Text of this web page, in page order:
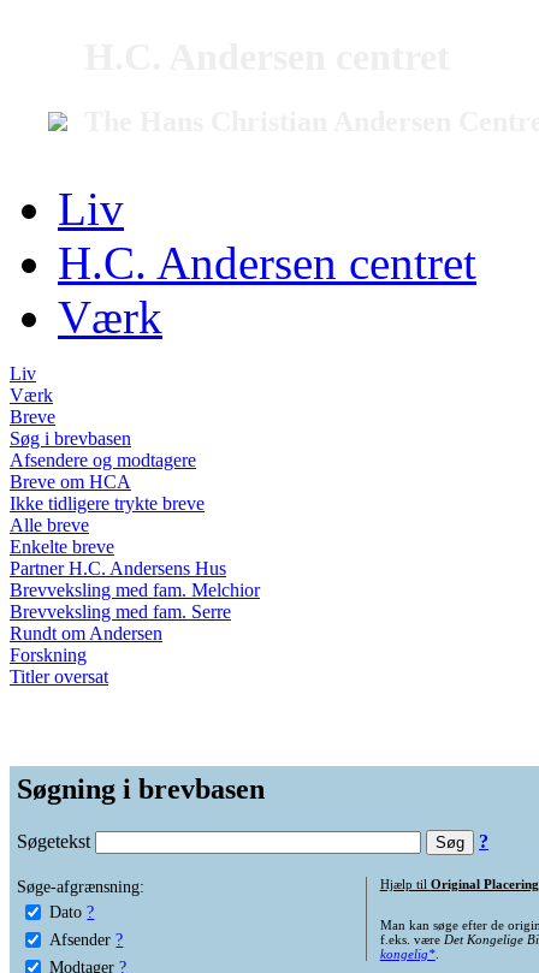
Liv
H.C. Andersen centret
Værk
Liv
Værk
Breve
Søg i brevbasen
Afsendere og modtagere
Breve om HCA
Ikke tidligere trykte breve
Alle breve
Enkelte breve
Partner H.C. Andersens Hus
Brevveksling med fam. Melchior
Brevveksling med fam. Serre
Rundt om Andersen
Forskning
Titler oversat
Søgning i brevbasen
Søgetekst ?
Søge-afgrænsning:
Dato ?
Afsender ?
Modtager ?
Hjælp til Original Placering
Man kan søge efter de
f.eks. være Det Kongelige
kongelig*.